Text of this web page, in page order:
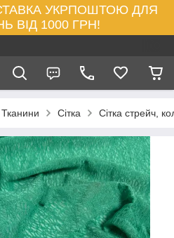
УКРПОШТОЮ ДЛЯ
ВІД 1000 ГРН!
Тканини Сітка Сітка стрейч,